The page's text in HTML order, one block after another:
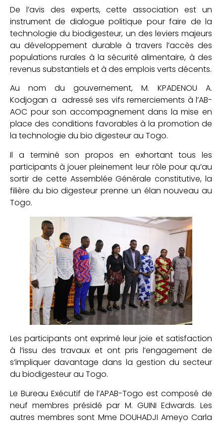
De l’avis des experts, cette association est un
instrument de dialogue politique pour faire de la
technologie du biodigesteur, un des leviers majeurs
au développement durable à travers l’accès des
populations rurales à la sécurité alimentaire, à des
revenus substantiels et à des emplois verts décents.
Au nom du gouvernement, M. KPADENOU A.
Kodjogan a adressé ses vifs remerciements à l’AB-
AOC pour son accompagnement dans la mise en
place des conditions favorables à la promotion de
la technologie du bio digesteur au Togo.
Il a terminé son propos en exhortant tous les
participants à jouer pleinement leur rôle pour qu’au
sortir de cette Assemblée Générale constitutive, la
filière du bio digesteur prenne un élan nouveau au
Togo.
Les participants ont exprimé leur joie et satisfaction
à l’issu des travaux et ont pris l’engagement de
s’impliquer davantage dans la gestion du secteur
du biodigesteur au Togo.
Le Bureau Exécutif de l’APAB-Togo est composé de
neuf membres présidé par M. GUINI Edwards. Les
autres membres sont Mme DOUHADJI Ameyo Carla